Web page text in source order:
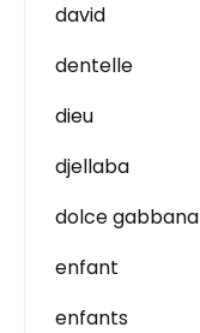
david
dentelle
dieu
djellaba
dolce gabbana
enfant
enfants